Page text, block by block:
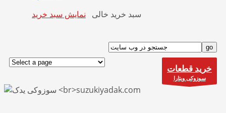
سبد خرید خالی نمایش سبد خرید
خرید قطعات
سوزوکی ویتارا